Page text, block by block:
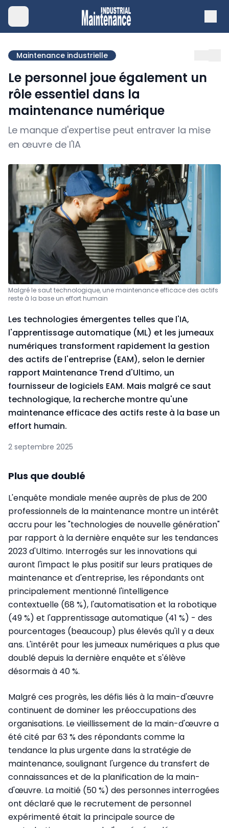
Maintenance industrielle
Le personnel joue également un
rôle essentiel dans la
maintenance numérique
Le manque d'expertise peut entraver la mise
en œuvre de l'IA
Malgré le saut technologique, une maintenance efficace des actifs
reste à la base un effort humain
Les technologies émergentes telles que l'IA,
l'apprentissage automatique (ML) et les jumeaux
numériques transforment rapidement la gestion
des actifs de l'entreprise (EAM), selon le dernier
rapport Maintenance Trend d'Ultimo, un
fournisseur de logiciels EAM. Mais malgré ce saut
technologique, la recherche montre qu'une
maintenance efficace des actifs reste à la base un
effort humain.
2 septembre 2025
Plus que doublé
L'enquête mondiale menée auprès de plus de 200
professionnels de la maintenance montre un intérêt
accru pour les "technologies de nouvelle génération"
par rapport à la dernière enquête sur les tendances
2023 d'Ultimo. Interrogés sur les innovations qui
auront l'impact le plus positif sur leurs pratiques de
maintenance et d'entreprise, les répondants ont
principalement mentionné l'intelligence
contextuelle (68 %), l'automatisation et la robotique
(49 %) et l'apprentissage automatique (41 %) - des
pourcentages (beaucoup) plus élevés qu'il y a deux
ans. L'intérêt pour les jumeaux numériques a plus que
doublé depuis la dernière enquête et s'élève
désormais à 40 %.
Malgré ces progrès, les défis liés à la main-d'œuvre
continuent de dominer les préoccupations des
organisations. Le vieillissement de la main-d'œuvre a
été cité par 63 % des répondants comme la
tendance la plus urgente dans la stratégie de
maintenance, soulignant l'urgence du transfert de
connaissances et de la planification de la main-
d'œuvre. La moitié (50 %) des personnes interrogées
ont déclaré que le recrutement de personnel
expérimenté était la principale source de